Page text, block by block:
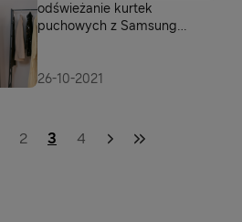
odświeżanie kurtek
puchowych z Samsung
26-10-2021
2 3 4